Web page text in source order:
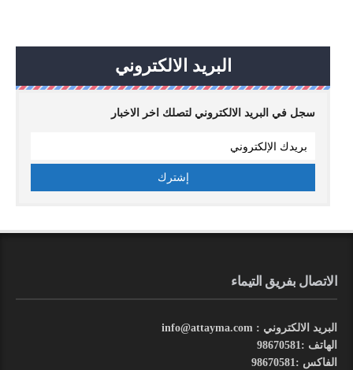
البريد الالكتروني
سجل في البريد الالكتروني لتصلك اخر الاخبار
الاتصال بفريق التيماء
البريد الالكتروني : info@attayma.com
الهاتف :98670581
الفاكس :98670581